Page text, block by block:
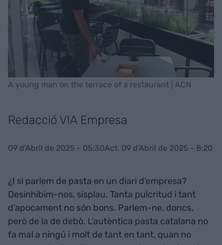
A young man on the terrace of a restaurant | ACN
Redacció VIA Empresa
09 d'Abril de 2025 - 05:30Act. 09 d'Abril de 2025 - 8:20
¿I si parlem de pasta en un diari d’empresa?
Desinhibim-nos, sisplau. Tanta pulcritud i tant
d’apocament no són bons. Parlem-ne, doncs,
però de la de debò. L’autèntica pasta catalana no
fa mal a ningú i molt de tant en tant, quan no